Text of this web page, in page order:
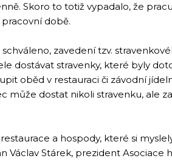
Skoro to totiž vypadalo, že
době.
zavedení tzv.
dostávat stravenky, které byly
oběd v restauraci či závodní
může dostat nikoli stravenku, ale
a hospody, které si
Václav Stárek, prezident Asociace